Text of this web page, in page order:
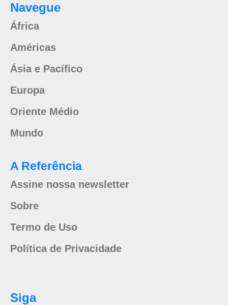
Navegue
África
Américas
Ásia e Pacífico
Europa
Oriente Médio
Mundo
A Referência
Assine nossa newsletter
Sobre
Termo de Uso
Política de Privacidade
Siga